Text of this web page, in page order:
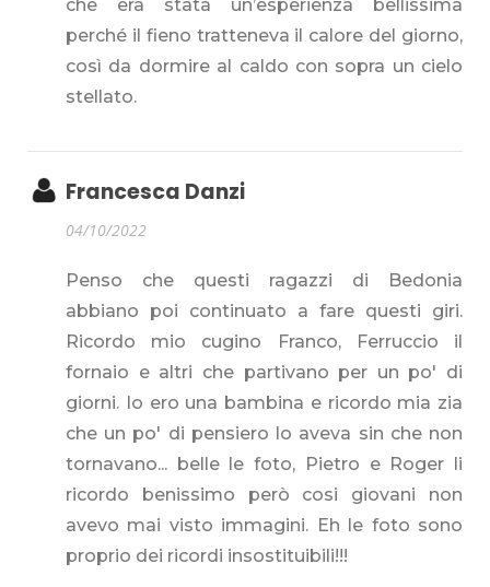
che era stata un’esperienza bellissima
perché il fieno tratteneva il calore del giorno,
così da dormire al caldo con sopra un cielo
stellato.
Francesca Danzi
04/10/2022
Penso che questi ragazzi di Bedonia
abbiano poi continuato a fare questi giri.
Ricordo mio cugino Franco, Ferruccio il
fornaio e altri che partivano per un po' di
giorni. Io ero una bambina e ricordo mia zia
che un po' di pensiero lo aveva sin che non
tornavano... belle le foto, Pietro e Roger li
ricordo benissimo però cosi giovani non
avevo mai visto immagini. Eh le foto sono
proprio dei ricordi insostituibili!!!